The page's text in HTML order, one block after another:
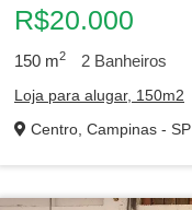
R$20.000
150 m2 2 Banheiros
Loja para alugar, 150m2
Centro, Campinas - SP